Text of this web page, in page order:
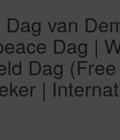
van
Dag |
Dag
|